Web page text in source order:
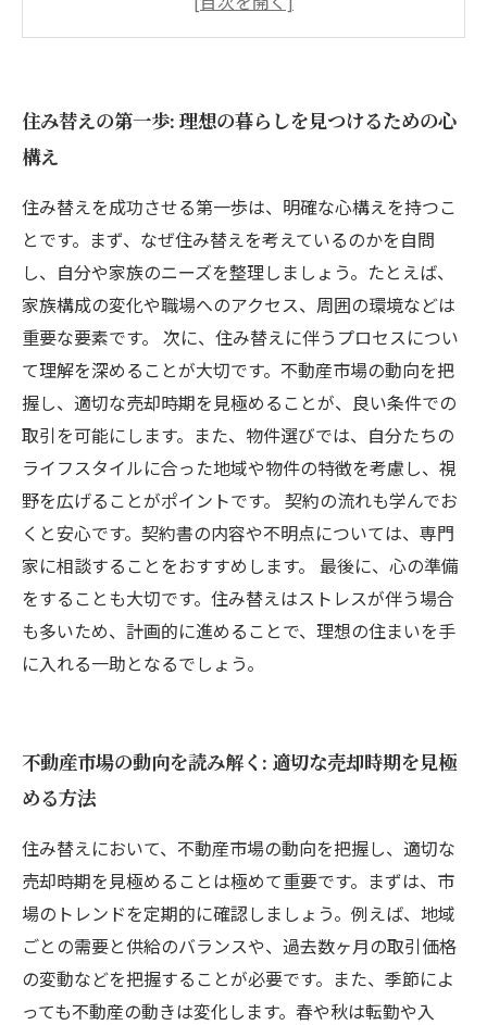
物件選びのコツ: 新しい家での快適な生活を手に
テップアップ
徹底解説
住み替えの実践ガイド: スムーズな引越しのため
のチェックリスト
理想の住まいを手に入れる: 新しい生活の始まり
に向けて
住み替えの第一歩: 理想の暮らしを見つけるための心
構え
住み替えを成功させる第一歩は、明確な心構えを持つこ
とです。まず、なぜ住み替えを考えているのかを自問
し、自分や家族のニーズを整理しましょう。たとえば、
家族構成の変化や職場へのアクセス、周囲の環境などは
重要な要素です。 次に、住み替えに伴うプロセスについ
て理解を深めることが大切です。不動産市場の動向を把
握し、適切な売却時期を見極めることが、良い条件での
取引を可能にします。また、物件選びでは、自分たちの
ライフスタイルに合った地域や物件の特徴を考慮し、視
野を広げることがポイントです。 契約の流れも学んでお
くと安心です。契約書の内容や不明点については、専門
家に相談することをおすすめします。 最後に、心の準備
をすることも大切です。住み替えはストレスが伴う場合
も多いため、計画的に進めることで、理想の住まいを手
に入れる一助となるでしょう。
不動産市場の動向を読み解く: 適切な売却時期を見極
める方法
住み替えにおいて、不動産市場の動向を把握し、適切な
売却時期を見極めることは極めて重要です。まずは、市
場のトレンドを定期的に確認しましょう。例えば、地域
ごとの需要と供給のバランスや、過去数ヶ月の取引価格
の変動などを把握することが必要です。また、季節によ
っても不動産の動きは変化します。春や秋は転勤や入